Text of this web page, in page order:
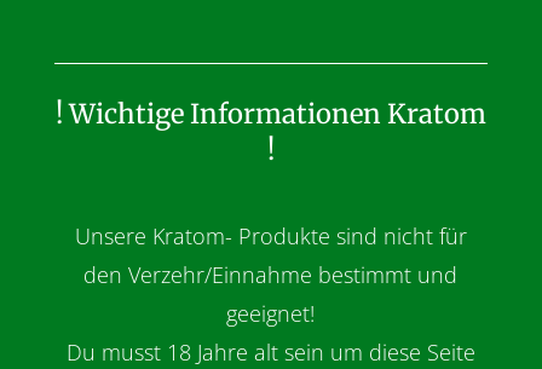
! Wichtige Informationen Kratom
!
Unsere Kratom- Produkte sind nicht für
den Verzehr/Einnahme bestimmt und
geeignet!
Du musst 18 Jahre alt sein um diese Seite